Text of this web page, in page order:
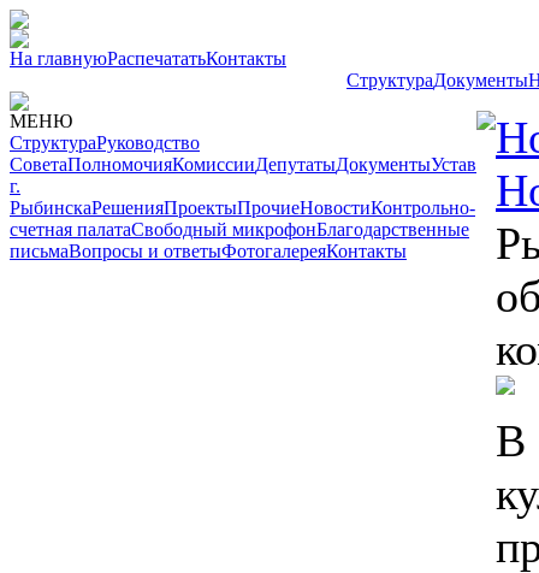
На главнуюРаспечататьКонтакты
СтруктураДокументы
МЕНЮ
СтруктураРуководство
СоветаПолномочияКомиссииДепутатыДокументыУстав
г.
РыбинскаРешенияПроектыПрочиеНовостиКонтрольно-
счетная палатаСвободный микрофонБлагодарственные
письмаВопросы и ответыФотогалереяКонтакты
В